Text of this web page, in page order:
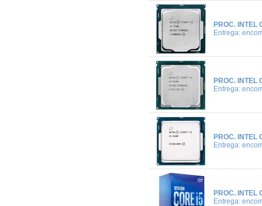
PROC. INTEL
Entrega:
PROC. INTEL
Entrega:
PROC. INTEL
Entrega:
PROC. INTEL
Entrega: